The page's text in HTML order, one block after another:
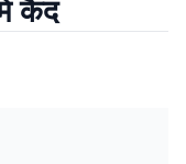
में कैद